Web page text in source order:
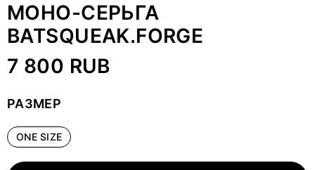
МОНО-СЕРЬГА
BATSQUEAK.FORGE
7 800 RUB
РАЗМЕР
ONE SIZE